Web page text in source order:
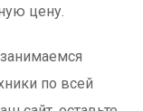
цену.
по всей